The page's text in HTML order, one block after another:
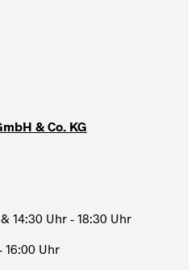
& Co. KG
14:30 Uhr - 18:30 Uhr
16:00 Uhr